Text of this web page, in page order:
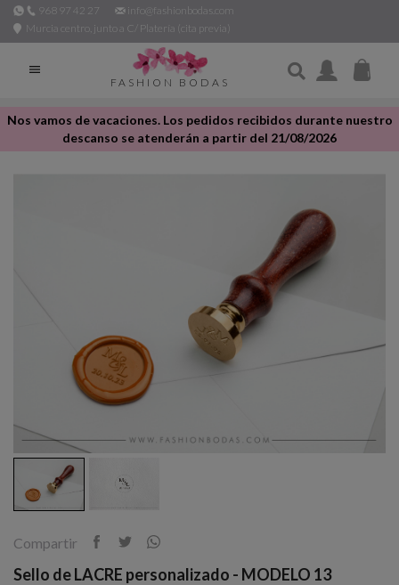
968 97 42 27
info@fashionbodas.com
Murcia centro, junto a C/ Platería (cita previa)

FASHION BODAS
Nos vamos de vacaciones. Los pedidos recibidos durante nuestro
descanso se atenderán a partir del 21/08/2026
Compartir
Sello de LACRE personalizado - MODELO 13